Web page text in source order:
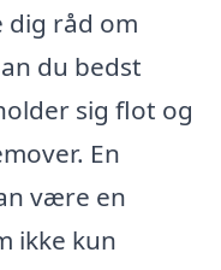
dig råd om
du bedst
sig flot og
En
være en
ikke kun